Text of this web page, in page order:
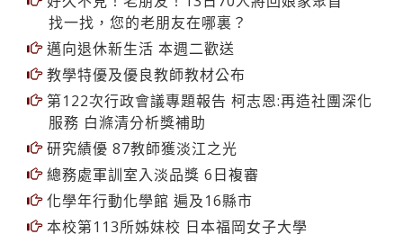
找一找，您的老朋友在哪裏？
邁向退休新生活 本週二歡送
教學特優及優良教師教材公布
第122次行政會議專題報告 柯志恩:再造社團深化
服務 白滌清分析獎補助
研究績優 87教師獲淡江之光
總務處軍訓室入淡品獎 6日複審
化學年行動化學館 遍及16縣市
本校第113所姊妹校 日本福岡女子大學